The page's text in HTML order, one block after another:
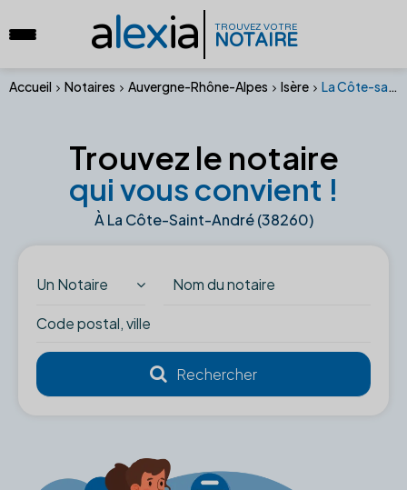
alexia TROUVEZ VOTRE
NOTAIRE
Accueil Notaires Auvergne-Rhône-Alpes Isère La Côte-saint-andré (38260)
Trouvez le notaire
qui vous convient !
À La Côte-Saint-André (38260)
Un Notaire